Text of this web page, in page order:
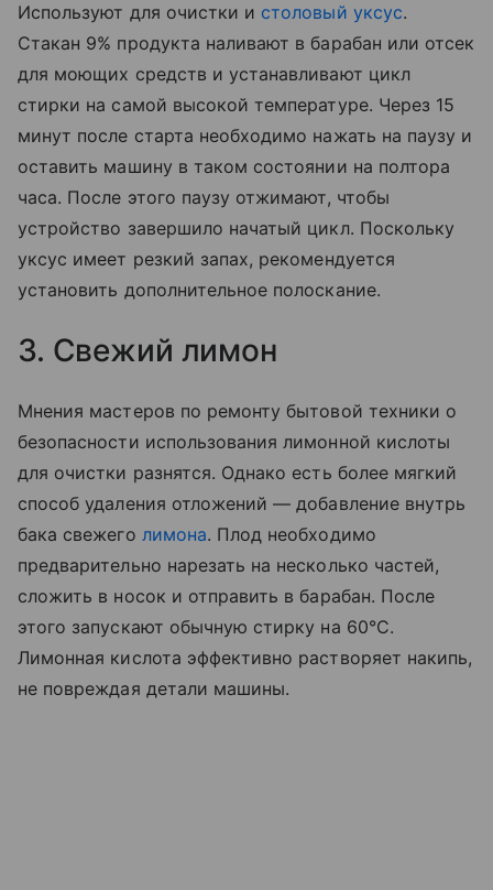
Используют для очистки и столовый уксус.
Стакан 9% продукта наливают в барабан или отсек
для моющих средств и устанавливают цикл
стирки на самой высокой температуре. Через 15
минут после старта необходимо нажать на паузу и
оставить машину в таком состоянии на полтора
часа. После этого паузу отжимают, чтобы
устройство завершило начатый цикл. Поскольку
уксус имеет резкий запах, рекомендуется
установить дополнительное полоскание.
3. Свежий лимон
Мнения мастеров по ремонту бытовой техники о
безопасности использования лимонной кислоты
для очистки разнятся. Однако есть более мягкий
способ удаления отложений — добавление внутрь
бака свежего лимона. Плод необходимо
предварительно нарезать на несколько частей,
сложить в носок и отправить в барабан. После
этого запускают обычную стирку на 60°С.
Лимонная кислота эффективно растворяет накипь,
не повреждая детали машины.